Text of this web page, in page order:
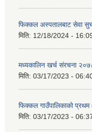
फिक्कल अस्पतालबाट सेवा
मिति: 12/18/2024 -
मध्यकालिन खर्च संरचना
मिति: 03/17/2023 -
फिक्कल गाउँपालिकाको
मिति: 03/17/2023 -